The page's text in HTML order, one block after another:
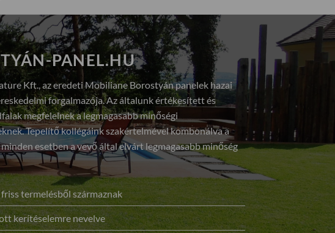
PANEL.HU
Kft., az eredeti Mobiliane Borostyán panelek hazai
forgalmazója. Az általunk értékesített és
megfelelnek a legmagasabb minőségi
Tepelítő kollégáink szakértelmével kombonálva a
esetben a vevő által elvárt legmagasabb minőség
termelésből származnak
kerítéselemre nevelve